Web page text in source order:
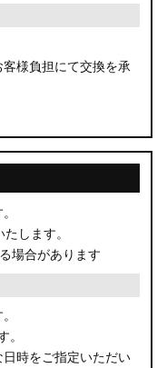
様負担にて交換を承
します。
場合があります
。
日時をご指定いただい